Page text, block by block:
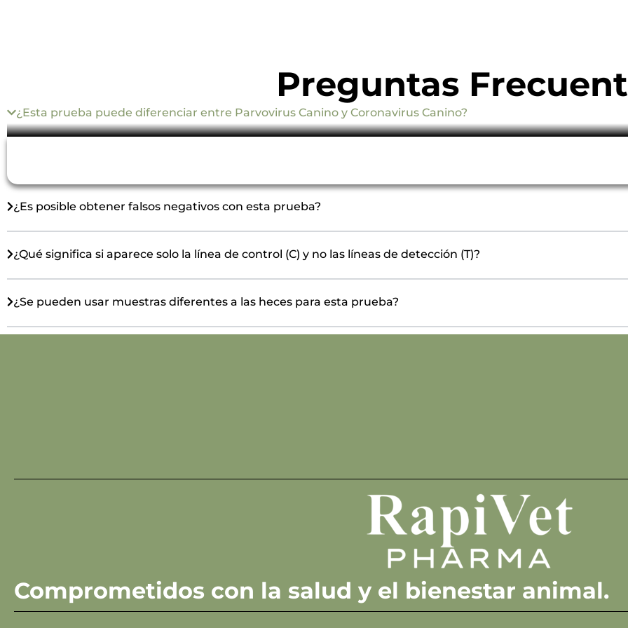
Preguntas
¿Esta prueba puede diferenciar entre Parvovirus Canino y Coronavirus Canino?
¿Es posible obtener falsos negativos con esta prueba?
¿Qué significa si aparece solo la línea de control (C) y no las líneas de detección (T)?
¿Se pueden usar muestras diferentes a las heces para esta prueba?
Comprometidos con la salud y el bienestar animal.